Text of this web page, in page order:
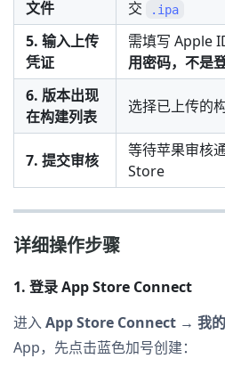
文件 交 .ipa
5. 输入上传
凭证
需填写 Apple
用密码，不是
6. 版本出现
在构建列表
选择已上传的
7. 提交审核
等待苹果审核
Store
详细操作步骤
1. 登录 App Store Connect
进入App Store Connect → 我
App，先点击蓝色加号创建：